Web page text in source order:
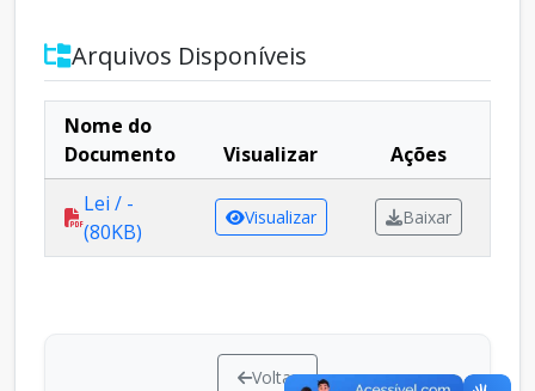
Arquivos Disponíveis
Nome do
Documento
Visualizar
Ações
Lei / -
(80KB)
Visualizar Baixar
Voltar